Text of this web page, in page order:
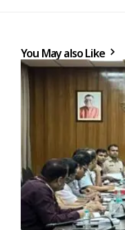
You May also Like